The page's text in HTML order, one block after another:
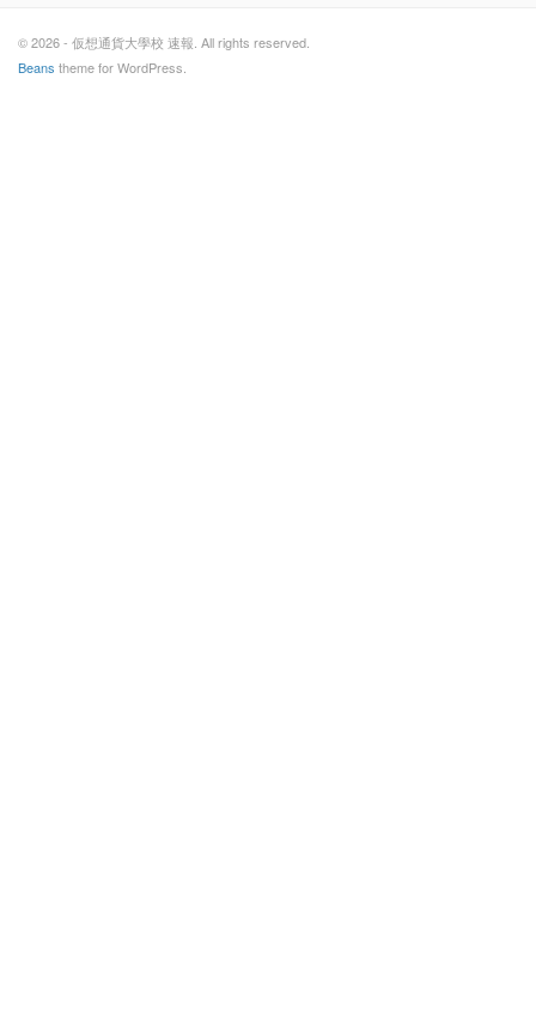
© 2026 - 仮想通貨大學校 速報. All rights reserved.
Beans theme for WordPress.